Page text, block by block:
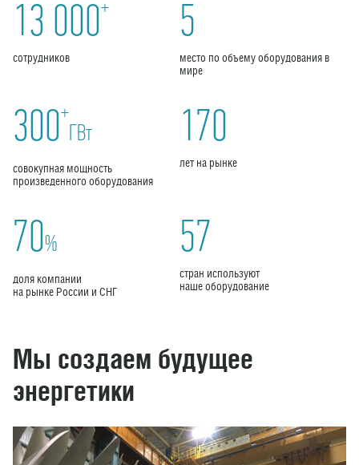
13 000+
сотрудников
300+
ГВт
совокупная мощность
произведенного оборудования
5
место по объему оборудования в
мире
170
лет на рынке
70%
доля компании
на рынке России и СНГ
57
стран используют
наше оборудование
Мы создаем будущее
энергетики